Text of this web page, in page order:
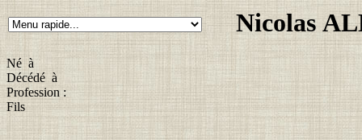
Nicolas
Né à
Décédé à
Profession :
Fils